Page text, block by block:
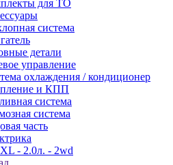
для ТО
система
детали
управление
охлаждения / кондиционер
и КПП
система
система
часть
- 2.0л. - 2wd